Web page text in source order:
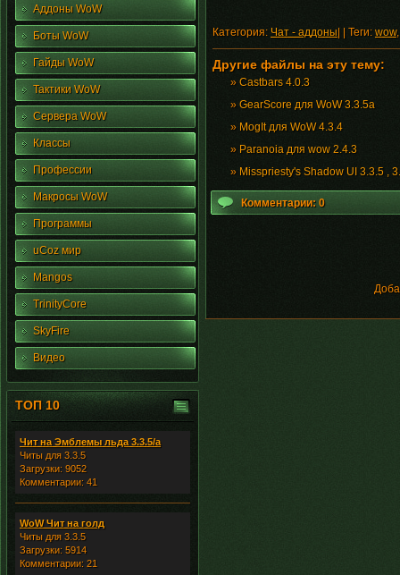
Аддоны WoW
Боты WoW
Гайды WoW
Тактики WoW
Сервера WoW
Классы
Профессии
Макросы WoW
Программы
uCoz мир
Mangos
TrinityCore
SkyFire
Видео
ТОП 10
Чит на Эмблемы льда 3.3.5/а
Читы для 3.3.5
Загрузки: 9052
Комментарии: 41
WoW Чит на голд
Читы для 3.3.5
Загрузки: 5914
Комментарии: 21
Категория: Чат - аддоны | | Теги: wow
Другие файлы на эту тему:
» Castbars 4.0.3
» GearScore для WoW 3.3.5a
» MogIt для WoW 4.3.4
» Paranoia для wow 2.4.3
» Misspriesty's Shadow UI 3.3.5 ,
Комментарии: 0